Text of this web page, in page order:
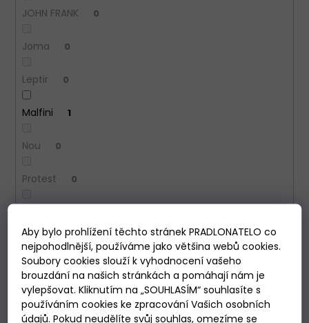
Aby bylo prohlížení těchto stránek PRADLONATELO co
nejpohodlnější, používáme jako většina webů cookies.
Soubory cookies slouží k vyhodnocení vašeho
brouzdání na našich stránkách a pomáhají nám je
vylepšovat. Kliknutím na „SOUHLASÍM“ souhlasíte s
používáním cookies ke zpracování Vašich osobních
údajů. Pokud neudělíte svůj souhlas, omezíme se
JOHN FRANK 0
Joma 0
Leptir 0
Malfini 1
Nou 0
Protest 0
Trespass 0
Under Armour 0
Virtus 0